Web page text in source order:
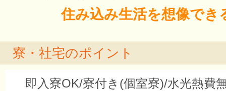
住み込み生活を想像でき
寮・社宅のポイント
即入寮OK/寮付き(個室寮)/水光熱費